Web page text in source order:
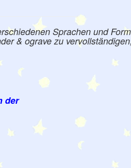
Sprachen und
& ograve zu
der